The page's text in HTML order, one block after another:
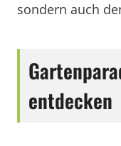
sondern auch
entdecken